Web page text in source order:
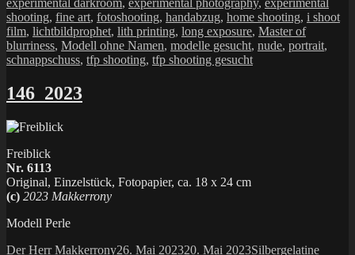
experimental darkroom, experimental photography, experimental
shooting, fine art, fotoshooting, handabzug, home shooting, i shoot
film, lichtbildprophet, lith printing, long exposure, Master of
blurriness, Modell ohne Namen, modelle gesucht, nude, portrait,
schnappschuss, tfp shooting, tfp shooting gesucht
146_2023
Freiblick
Nr. 6113
Original, Einzelstück, Fotopapier, ca. 18 x 24 cm
(c) 2023 Makkerrony
Modell Perle
Autor
Der Herr MakkerronyVeröffentlicht
26. Mai 202320. Mai 2023Kategorien
Silbergelatine